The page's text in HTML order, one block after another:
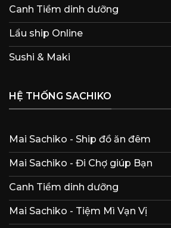
Canh Tiềm dinh dưỡng
Lẩu ship Online
Sushi & Maki
HỆ THỐNG SACHIKO
Mai Sachiko - Ship đồ ăn đêm
Mai Sachiko - Đi Chợ giúp Bạn
Canh Tiềm dinh dưỡng
Mai Sachiko - Tiệm Mì Vạn Vị